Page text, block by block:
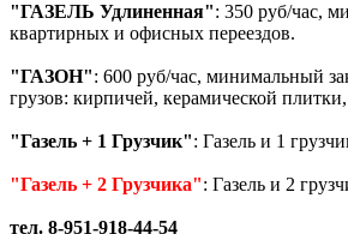
"ГАЗЕЛЬ Удлиненная": 350 руб/час,
квартирных и офисных переездов.
"ГАЗОН": 600 руб/час, минимальный
грузов: кирпичей, керамической
"Газель + 1 Грузчик": Газель и 1
"Газель + 2 Грузчика": Газель и 2
тел. 8-951-918-44-54